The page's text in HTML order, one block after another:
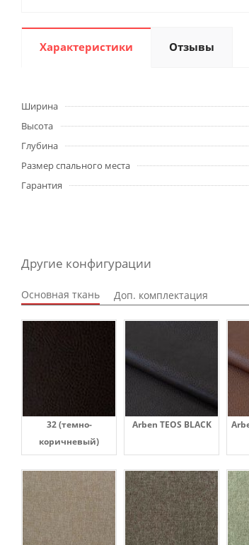
Характеристики Отзывы
Ширина
Высота
Глубина
Размер спального места
Гарантия
Другие конфигурации
Основная ткань Доп. комплектация
32 (темно-
коричневый)
Arben TEOS BLACK